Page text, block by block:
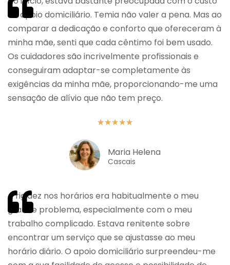
do apoio domiciliário. Temia não valer a pena. Mas ao
comparar a dedicação e conforto que ofereceram à
minha mãe, senti que cada cêntimo foi bem usado.
Os cuidadores são incrivelmente profissionais e
conseguiram adaptar-se completamente às
exigências da minha mãe, proporcionando-me uma
sensação de alívio que não tem preço.
★★★★★
Maria Helena
Cascais
A rigidez nos horários era habitualmente o meu
grande problema, especialmente com o meu
trabalho complicado. Estava renitente sobre
encontrar um serviço que se ajustasse ao meu
horário diário. O apoio domiciliário surpreendeu-me